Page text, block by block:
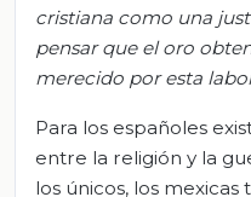
cristiana como una
pensar que el oro
merecido por esta
Para los españoles
entre la religión y la
los únicos, los